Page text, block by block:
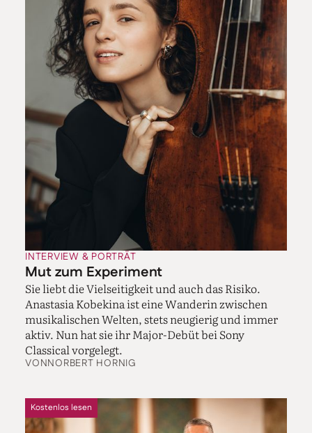
INTERVIEW & PORTRÄT
Mut zum Experiment
Sie liebt die Vielseitigkeit und auch das Risiko.
Anastasia Kobekina ist eine Wanderin zwischen
musikalischen Welten, stets neugierig und immer
aktiv. Nun hat sie ihr Major-Debüt bei Sony
Classical vorgelegt.
VONNORBERT HORNIG
Kostenlos lesen